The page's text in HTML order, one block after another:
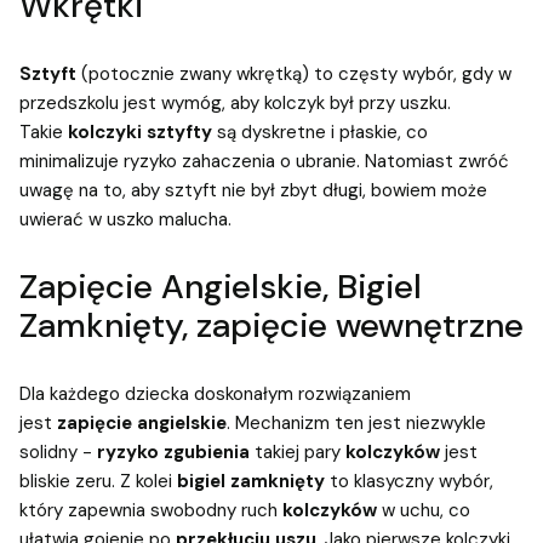
Sztyft (potocznie zwany wkrętką) to częsty wybór, gdy w
przedszkolu jest wymóg, aby kolczyk był przy uszku.
Takie kolczyki sztyfty są dyskretne i płaskie, co
minimalizuje ryzyko zahaczenia o ubranie. Natomiast zwróć
uwagę na to, aby sztyft nie był zbyt długi, bowiem może
uwierać w uszko malucha.
Zapięcie Angielskie, Bigiel
Zamknięty, zapięcie wewnętrzne
Dla każdego dziecka doskonałym rozwiązaniem
jest zapięcie angielskie. Mechanizm ten jest niezwykle
solidny - ryzyko zgubienia takiej pary kolczyków jest
bliskie zeru. Z kolei bigiel zamknięty to klasyczny wybór,
który zapewnia swobodny ruch kolczyków w uchu, co